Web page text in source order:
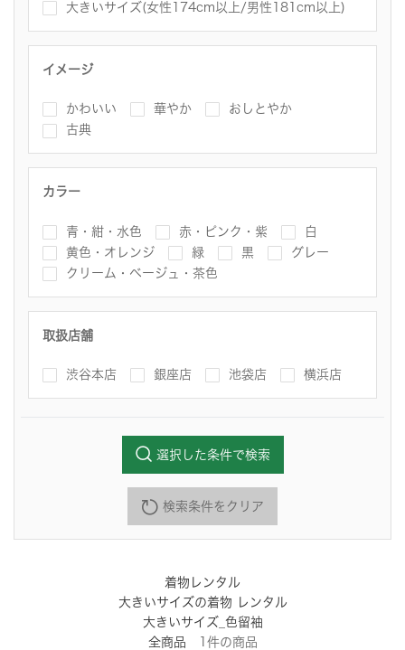
大きいサイズ(女性174cm以上/男性181cm以上)
イメージ
かわいい 華やか
おしとやか
古典
カラー
青・紺・水色 赤・ピンク・紫
白
黄色・オレンジ
緑 黒
グレー
クリーム・ベージュ・茶色
取扱店舗
渋谷本店 銀座店 池袋店 横浜店
検索条件をクリア
選択した条件で検索
着物レンタル
大きいサイズの着物 レンタル
大きいサイズ_色留袖
全商品
件の商品